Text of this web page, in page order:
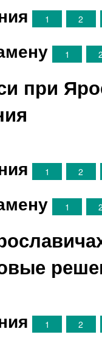
1 2
1 2
при
1 2
1 2
1 2